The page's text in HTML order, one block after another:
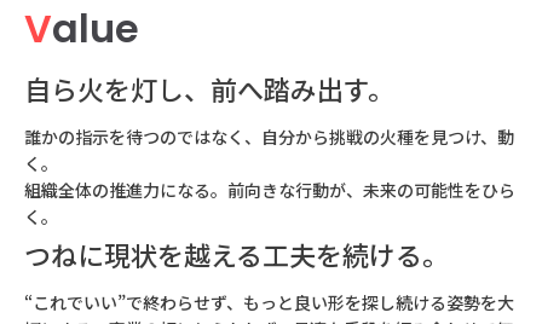
Value
自ら火を灯し、前へ踏み出す。
誰かの指示を待つのではなく、自分から挑戦の火種を見つけ、動
く。
組織全体の推進力になる。前向きな行動が、未来の可能性をひら
く。
つねに現状を越える工夫を続ける。
“これでいい”で終わらせず、もっと良い形を探し続ける姿勢を大